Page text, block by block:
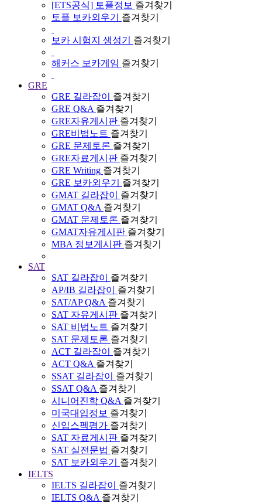
[ETS공식] 토플정보 즐겨찾기
토플 보카외우기
즐겨찾기
보카 시험지 생성기 즐겨찾기
해커스 보카게임 즐겨찾기
GRE
GRE 길라잡이
즐겨찾기
GRE Q&A 즐겨찾기
GRE자유게시판 즐겨찾기
GRE비법노트 즐겨찾기
GRE 문제토론 즐겨찾기
GRE자료게시판 즐겨찾기
GRE Writing 즐겨찾기
GRE 보카외우기
즐겨찾기
GMAT 길라잡이
즐겨찾기
GMAT Q&A 즐겨찾기
GMAT 문제토론 즐겨찾기
GMAT자유게시판 즐겨찾기
MBA 정보게시판 즐겨찾기
SAT
SAT 길라잡이
즐겨찾기
AP/IB 길라잡이
즐겨찾기
SAT/AP Q&A 즐겨찾기
SAT 자유게시판 즐겨찾기
SAT 비법노트 즐겨찾기
SAT 문제토론 즐겨찾기
ACT 길라잡이
즐겨찾기
ACT Q&A 즐겨찾기
SSAT 길라잡이
즐겨찾기
SSAT Q&A 즐겨찾기
시니어진학 Q&A 즐겨찾기
미국대입정보 즐겨찾기
신입스펙평가 즐겨찾기
SAT 자료게시판 즐겨찾기
SAT 실전문법 즐겨찾기
SAT 보카외우기
즐겨찾기
IELTS
IELTS 길라잡이
즐겨찾기
IELTS Q&A 즐겨찾기